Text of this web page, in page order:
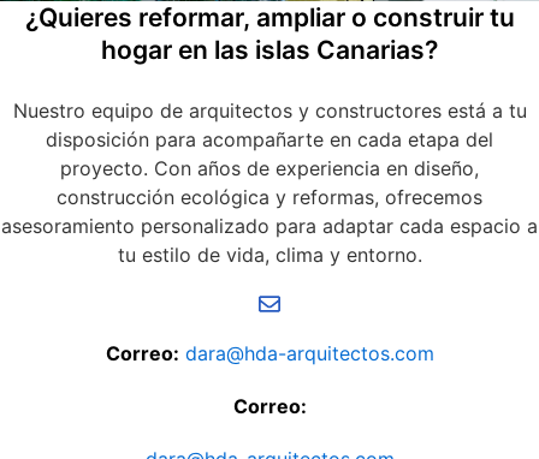
¿Quieres reformar, ampliar o construir tu
hogar en las islas Canarias?
Nuestro equipo de arquitectos y constructores está a tu
disposición para acompañarte en cada etapa del
proyecto. Con años de experiencia en diseño,
construcción ecológica y reformas, ofrecemos
asesoramiento personalizado para adaptar cada espacio a
tu estilo de vida, clima y entorno.
Correo: dara@hda-arquitectos.com
Correo: